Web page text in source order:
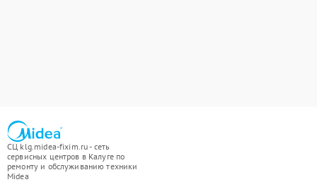
СЦ klg.midea-fixim.ru - сеть
сервисных центров в Калуге по
ремонту и обслуживанию техники
Midea